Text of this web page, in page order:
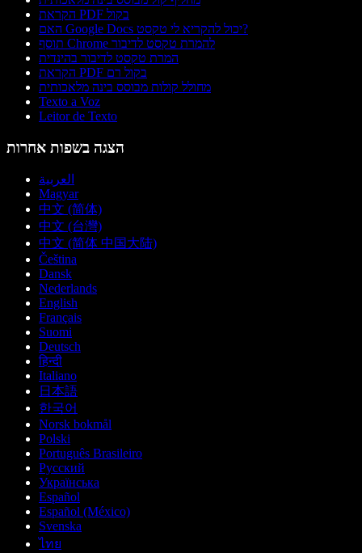
הקראת PDF בקול
האם Google Docs יכול להקריא לי טקסט?
תוסף Chrome להמרת טקסט לדיבור
המרת טקסט לדיבור בהינדית
הקראת PDF בקול רם
מחולל קולות מבוסס בינה מלאכותית
Texto a Voz
Leitor de Texto
הצגה בשפות אחרות
العربية
Magyar
中文 (简体)
中文 (台灣)
中文 (简体 中国大陆)
Čeština
Dansk
Nederlands
English
Français
Suomi
Deutsch
हिन्दी
Italiano
日本語
한국어
Norsk bokmål
Polski
Português Brasileiro
Русский
Українська
Español
Español (México)
Svenska
ไทย